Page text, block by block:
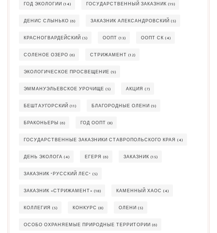
ГОД ЭКОЛОГИИ (14) ГОСУДАРСТВЕННЫЙ ЗАКАЗНИК (19)
ДЕНИС СЛЫНЬКО (6) ЗАКАЗНИК АЛЕКСАНДРОВСКИЙ (5)
КРАСНОГВАРДЕЙСКИЙ (5) ООПТ (13) ООПТ СК (4)
СОЛЕНОЕ ОЗЕРО (6) СТРИЖАМЕНТ (12)
ЭКОЛОГИЧЕСКОЕ ПРОСВЕЩЕНИЕ (9)
ЭММАНУЭЛЬЕВСКОЕ УРОЧИЩЕ (5) АКЦИЯ (7)
БЕШТАУГОРСКИЙ (11) БЛАГОРОДНЫЕ ОЛЕНИ (9)
БРАКОНЬЕРЫ (6) ГОД ООПТ (8)
ГОСУДАРСТВЕННЫЕ ЗАКАЗНИКИ СТАВРОПОЛЬСКОГО КРАЯ (4)
ДЕНЬ ЭКОЛОГА (4) ЕГЕРЯ (6) ЗАКАЗНИК (15)
ЗАКАЗНИК "РУССКИЙ ЛЕС" (5)
ЗАКАЗНИК «СТРИЖАМЕНТ» (18) КАМЕННЫЙ ХАОС (4)
КОЛЛЕГИЯ (5) КОНКУРС (8) ОЛЕНИ (5)
ОСОБО ОХРАНЯЕМЫЕ ПРИРОДНЫЕ ТЕРРИТОРИИ (6)